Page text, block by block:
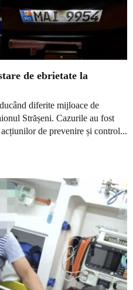
de ebrietate la
diferite mijloace de
Strășeni. Cazurile au fost
de prevenire și control...